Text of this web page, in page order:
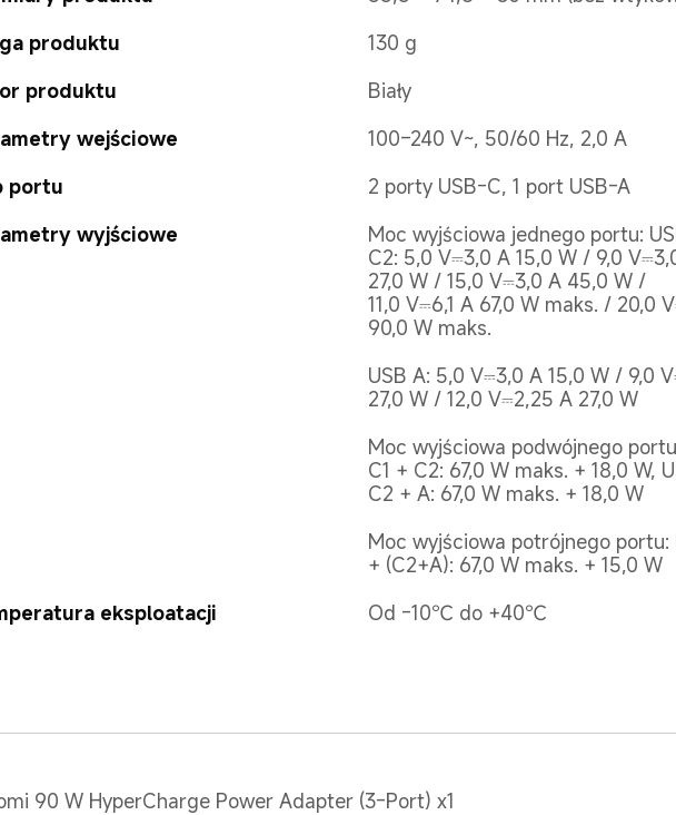
produktu
130 g
produktu
Biały
wejściowe
100–240 V~, 50/60 Hz, 2,0 A
portu
2 porty USB-C, 1 port USB-A
wyjściowe
Moc wyjściowa jednego portu:
C2: 5,0 V⎓3,0 A 15,0 W / 9,0
27,0 W / 15,0 V⎓3,0 A 45,0 W /
11,0 V⎓6,1 A 67,0 W maks. / 20,0
90,0 W maks.
USB A: 5,0 V⎓3,0 A 15,0 W / 9,0
27,0 W / 12,0 V⎓2,25 A 27,0 W
Moc wyjściowa podwójnego
C1 + C2: 67,0 W maks. + 18,0 W,
C2 + A: 67,0 W maks. + 18,0 W
Moc wyjściowa potrójnego portu:
+ (C2+A): 67,0 W maks. + 15,0 W
eksploatacji
Od -10℃ do +40℃
90 W HyperCharge Power Adapter (3-Port) x1